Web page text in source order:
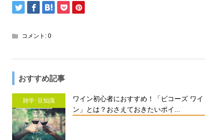
コメント: 0
おすすめ記事
雑学･豆知識
ワイン初心者におすすめ！「ビコーズ ワイ
ン」とは？おさえておきたいポイ...